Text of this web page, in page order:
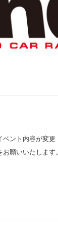
ント内容が変
願いいたします。